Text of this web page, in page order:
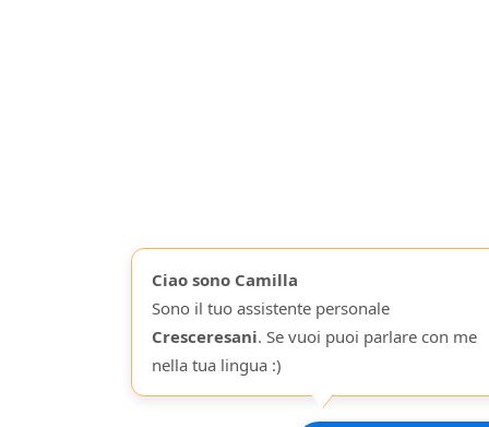
Ciao sono Camilla
Sono il tuo assistente personale
Cresceresani. Se vuoi puoi parlare con me
nella tua lingua :)